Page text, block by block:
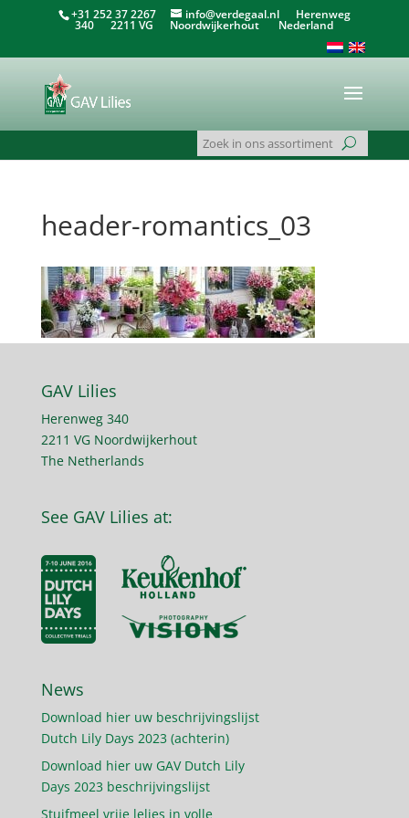
+31 252 37 2267 info@verdegaal.nlHerenweg
340 2211 VG Noordwijkerhout Nederland
header-romantics_03
GAV Lilies
Herenweg 340
2211 VG Noordwijkerhout
The Netherlands
See GAV Lilies at:
News
Download hier uw beschrijvingslijst
Dutch Lily Days 2023 (achterin)
Download hier uw GAV Dutch Lily
Days 2023 beschrijvingslijst
Stuifmeel vrije lelies in volle